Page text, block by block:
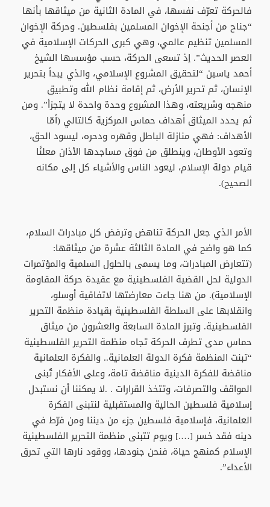
فالحركة تعرّف نفسها، في المادة الثانية من ميثاقها بأنها
“جناح من أجنحة الإخوان المسلمين بفلسطين. وحركة الإخوان
المسلمين تنظيم عالمي، وهي كبرى الحركات الإسلامية في
العصر الحديث”. إذ تسعى الحركة، حسب مؤسسها الشيخ
أحمد ياسين “لتحقيق المشروع الإسلامي، والذي يبدأ بتحرير
الإنسان، ثم تحرير الأرض، ثم إقامة نظام الله وتطبيق
منهجه وشريعته، وهذا المشروع وحدة واحدة لا يتجزأ”. ومن
ثم يحدد الميثاق أهداف حماس المركزية كالتالي (أمّا
الأهداف: فهي منازلة الباطل وقهره ودحره، ليسود الحق،
وتعود الأوطان، وينطلق من فوق مساجدها الأذان معلنًا
قيام دولة الإسلام، ليعود الناس والأشياء كل إلى مكانه
الصحيح).
الأمر الذي جعل الحركة تناهض وترفض كل مبادرات السلام،
كما هو واضح في المادة الثالثة عشرة من ميثاقها:
(تتعارض المبادرات، وما يسمى بالحلول السلمية والمؤتمرات
الدولية لحل القضية الفلسطينية مع عقيدة حركة المقاومة
الإسلامية). من هنا جاءت معارضتها لاتفاقية أوسلو،
وانقلابها على السلطة الفلسطينية بقيادة منظمة التحرير
الفلسطينية. وتبرز المادة السابعة والعشرون من ميثاق
حماس مدى تطرف الحركة تجاه منظمة التحرير الفلسطينية
“تبنت المنظمة فكرة الدولة العلمانية.. والفكرة العلمانية
مناقضة للفكرة الدينية مناقضة تامة، وعلى الأفكار تُبنى
المواقف والتصرفات، وتتخذ القرارات . .لا يمكننا أن نستبدل
إسلامية فلسطين الحالية والمستقبلية لنتبنى الفكرة
العلمانية، فإسلامية فلسطين جزء من ديننا ومن فرّط في
دينه فقد خسر [….] ويوم تتبنى منظمة التحرير الفلسطينية
الإسلام كمنهج حياة، فنحن جنودها، ووقود نارها التي تحرق
الأعداء”.